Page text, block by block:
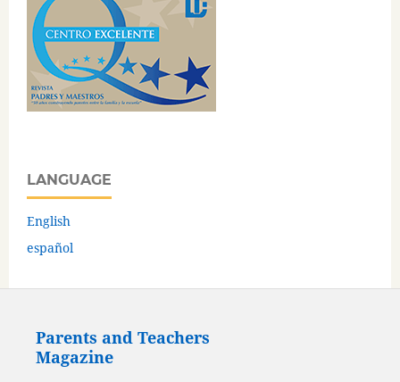
LANGUAGE
English
español
Parents and Teachers
Magazine